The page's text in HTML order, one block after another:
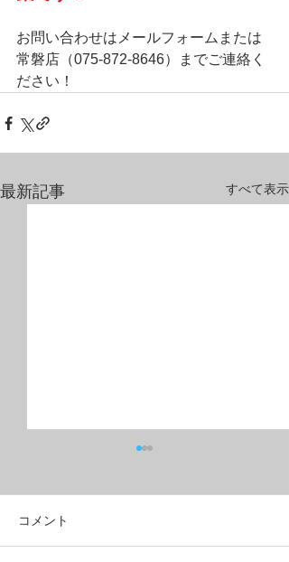
お問い合わせはメールフォームまたは
常磐店（075-872-8646）までご連絡く
ださい！
最新記事 すべて表示
コメント